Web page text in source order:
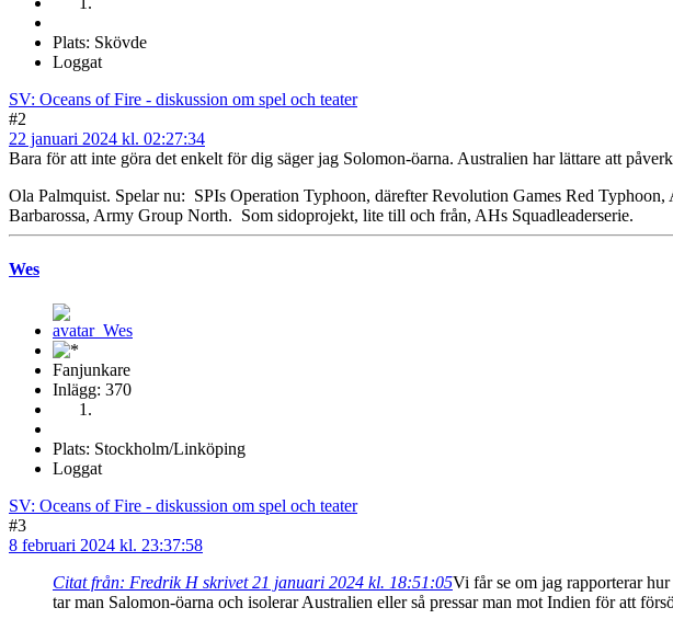
Plats: Skövde
Loggat
SV: Oceans of Fire - diskussion om spel och teater
#2
22 januari 2024 kl. 02:27:34
Bara för att inte göra det enkelt för dig säger jag Solomon-öarna. Australien har lättare att
Ola Palmquist. Spelar nu: SPIs Operation Typhoon, därefter Revolution Games Red
Barbarossa, Army Group North. Som sidoprojekt, lite till och från, AHs Squadleaderserie.
Wes
Fanjunkare
Inlägg: 370
Plats: Stockholm/Linköping
Loggat
SV: Oceans of Fire - diskussion om spel och teater
#3
8 februari 2024 kl. 23:37:58
Citat från: Fredrik H skrivet 21 januari 2024 kl. 18:51:05Vi får se om jag rapporterar
tar man Salomon-öarna och isolerar Australien eller så pressar man mot Indien för att